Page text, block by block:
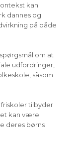
kan
dannes og
på både
om at
udfordringer,
såsom
tilbyder
kan være
deres børns